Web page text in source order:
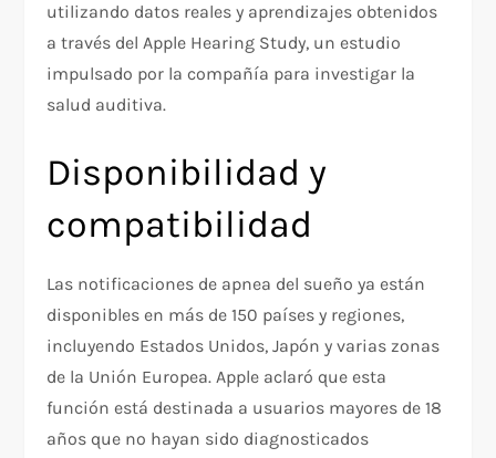
utilizando datos reales y aprendizajes obtenidos
a través del Apple Hearing Study, un estudio
impulsado por la compañía para investigar la
salud auditiva.
Disponibilidad y
compatibilidad
Las notificaciones de apnea del sueño ya están
disponibles en más de 150 países y regiones,
incluyendo Estados Unidos, Japón y varias zonas
de la Unión Europea. Apple aclaró que esta
función está destinada a usuarios mayores de 18
años que no hayan sido diagnosticados